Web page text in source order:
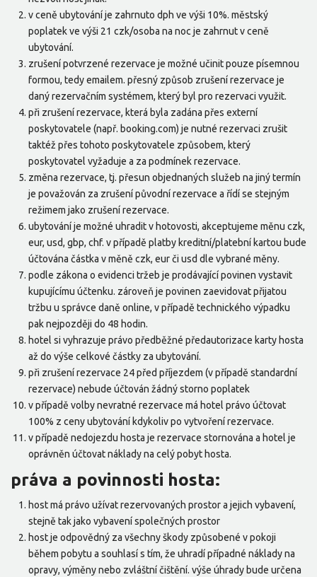
v ceně ubytování je zahrnuto dph ve výši 10%. městský
poplatek ve výši 21 czk/osoba na noc je zahrnut v ceně
ubytování.
zrušení potvrzené rezervace je možné učinit pouze písemnou
formou, tedy emailem. přesný způsob zrušení rezervace je
daný rezervačním systémem, který byl pro rezervaci využit.
při zrušení rezervace, která byla zadána přes externí
poskytovatele (např. booking.com) je nutné rezervaci zrušit
taktéž přes tohoto poskytovatele způsobem, který
poskytovatel vyžaduje a za podmínek rezervace.
změna rezervace, tj. přesun objednaných služeb na jiný termín
je považován za zrušení původní rezervace a řídí se stejným
režimem jako zrušení rezervace.
ubytování je možné uhradit v hotovosti, akceptujeme měnu czk,
eur, usd, gbp, chf. v případě platby kreditní/platební kartou bude
účtována částka v měně czk, eur či usd dle vybrané měny.
podle zákona o evidenci tržeb je prodávající povinen vystavit
kupujícímu účtenku. zároveň je povinen zaevidovat přijatou
tržbu u správce daně online, v případě technického výpadku
pak nejpozději do 48 hodin.
hotel si vyhrazuje právo předběžné předautorizace karty hosta
až do výše celkové částky za ubytování.
při zrušení rezervace 24 před příjezdem (v případě standardní
rezervace) nebude účtován žádný storno poplatek
v případě volby nevratné rezervace má hotel právo účtovat
100% z ceny ubytování kdykoliv po vytvoření rezervace.
v případě nedojezdu hosta je rezervace stornována a hotel je
oprávněn účtovat náklady na celý pobyt hosta.
práva a povinnosti hosta:
host má právo užívat rezervovaných prostor a jejich vybavení,
stejně tak jako vybavení společných prostor
host je odpovědný za všechny škody způsobené v pokoji
během pobytu a souhlasí s tím, že uhradí případné náklady na
opravy, výměny nebo zvláštní čištění. výše úhrady bude určena